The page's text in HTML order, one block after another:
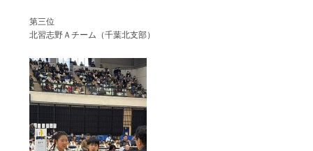
第三位
北習志野Ａチーム（千葉北支部）